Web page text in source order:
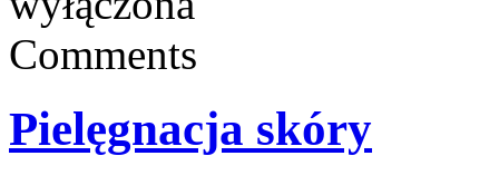
Comments
Pielęgnacja skóry